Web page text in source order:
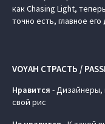
как Chasing Light,
точно есть, главное его
VOYAH СТРАСТЬ /
Нравится - Дизайнеры,
свой рис